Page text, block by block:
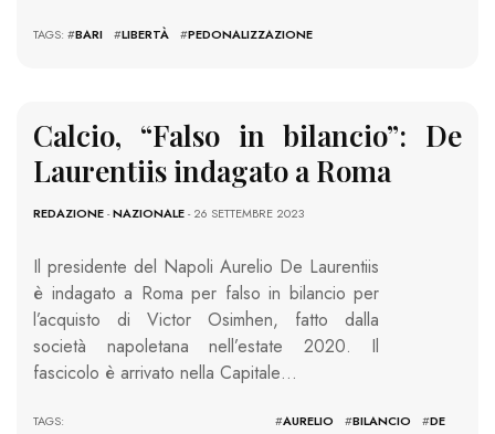
TAGS: #BARI #LIBERTÀ #PEDONALIZZAZIONE
Calcio, “Falso in bilancio”: De
Laurentiis indagato a Roma
REDAZIONE-NAZIONALE- 26 SETTEMBRE 2023
Il presidente del Napoli Aurelio De Laurentiis
è indagato a Roma per falso in bilancio per
l’acquisto di Victor Osimhen, fatto dalla
società napoletana nell’estate 2020. Il
fascicolo è arrivato nella Capitale…
TAGS: #AURELIO #BILANCIO #DE